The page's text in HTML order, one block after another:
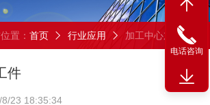
置： 首页 行业应用 加工中心加工工件
件
23 18:35:34
电话咨询